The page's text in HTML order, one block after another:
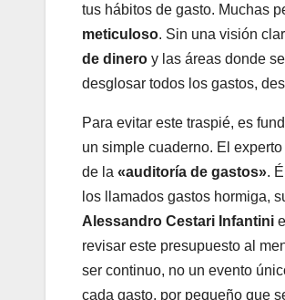
tus hábitos de gasto. Muchas
meticuloso. Sin una visión
de dinero y las áreas donde
desglosar todos los gastos,
Para evitar este traspié, es
un simple cuaderno. El
de la «auditoría de gastos».
los llamados gastos hormiga,
Alessandro Cestari Infantini
revisar este presupuesto al
ser continuo, no un evento
cada gasto, por pequeño que